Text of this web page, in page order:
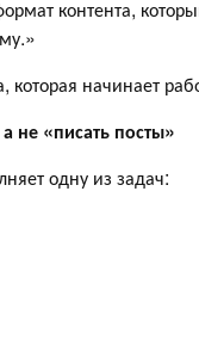
контента,
которая начинает
не «писать посты»
одну из задач: